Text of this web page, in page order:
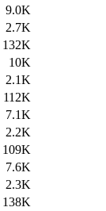
9.0K
2.7K
132K
10K
2.1K
112K
7.1K
2.2K
109K
7.6K
2.3K
138K